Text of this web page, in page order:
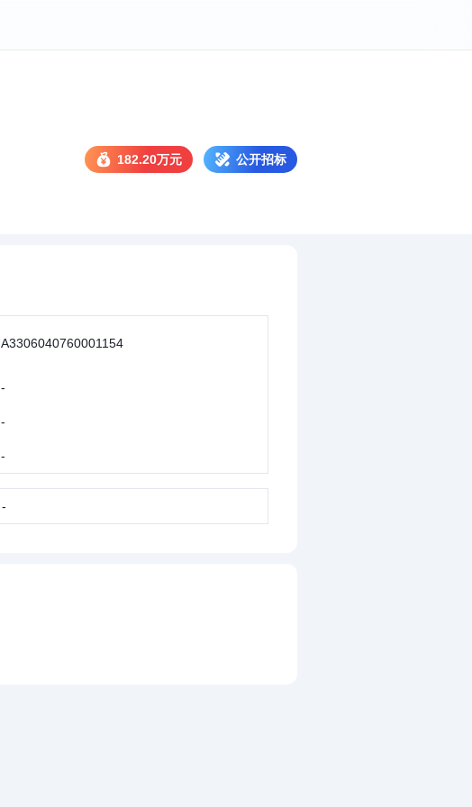
182.20万元 公开招标
A3306040760001154
-
-
-
-